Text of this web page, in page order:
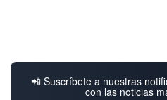
📲 Suscríbete a nuestras
con las noticias